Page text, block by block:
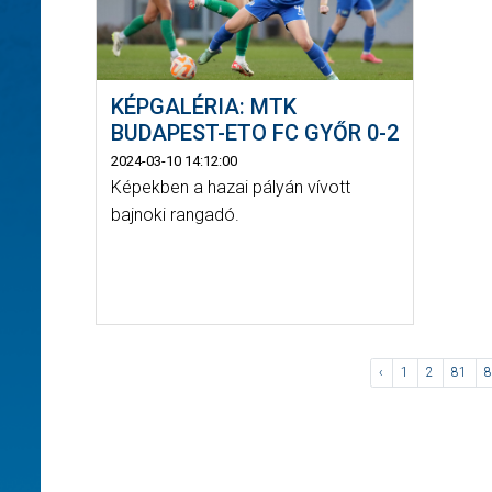
KÉPGALÉRIA: MTK
BUDAPEST-ETO FC GYŐR 0-2
2024-03-10 14:12:00
Képekben a hazai pályán vívott
bajnoki rangadó.
‹ 1 2 81